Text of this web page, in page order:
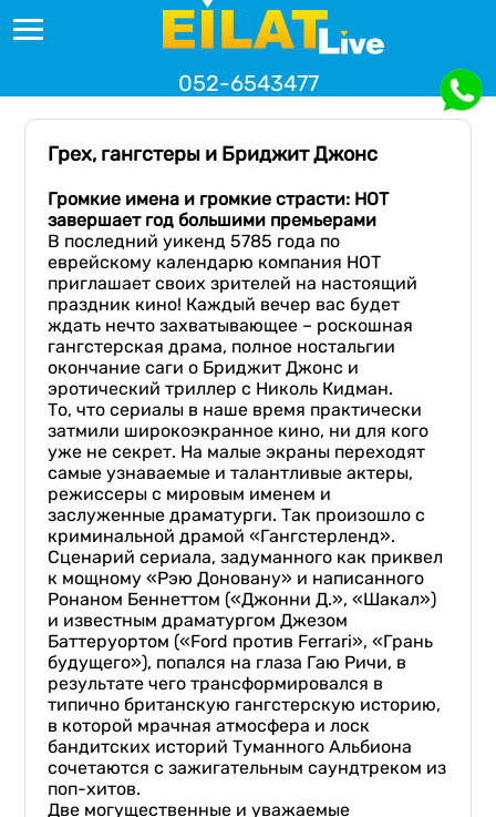
052-6543477
Грех, гангстеры и Бриджит Джонс
Громкие имена и громкие страсти: HOT
завершает год большими премьерами
В последний уикенд 5785 года по
еврейскому календарю компания НОТ
приглашает своих зрителей на настоящий
праздник кино! Каждый вечер вас будет
ждать нечто захватывающее – роскошная
гангстерская драма, полное ностальгии
окончание саги о Бриджит Джонс и
эротический триллер с Николь Кидман.
То, что сериалы в наше время практически
затмили широкоэкранное кино, ни для кого
уже не секрет. На малые экраны переходят
самые узнаваемые и талантливые актеры,
режиссеры с мировым именем и
заслуженные драматурги. Так произошло с
криминальной драмой «Гангстерленд».
Сценарий сериала, задуманного как приквел
к мощному «Рэю Доновану» и написанного
Ронаном Беннеттом («Джонни Д.», «Шакал»)
и известным драматургом Джезом
Баттеруортом («Ford против Ferrari», «Грань
будущего»), попался на глаза Гаю Ричи, в
результате чего трансформировался в
типично британскую гангстерскую историю,
в которой мрачная атмосфера и лоск
бандитских историй Туманного Альбиона
сочетаются с зажигательным саундтреком из
поп-хитов.
Две могущественные и уважаемые